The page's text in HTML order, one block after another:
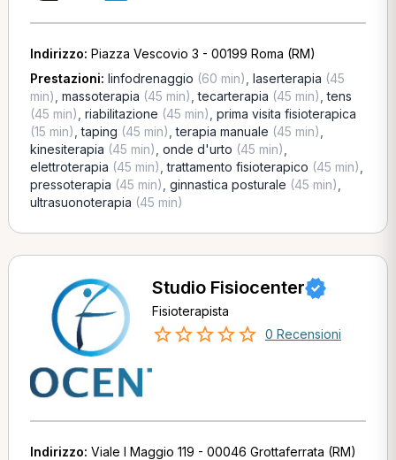
Indirizzo: Piazza Vescovio 3 - 00199 Roma (RM)
Prestazioni: linfodrenaggio (60 min) laserterapia (45
min) massoterapia (45 min) ,tecarterapia (45 min) ,tens
(45 min) riabilitazione (45 min) prima visita fisioterapica
(15 min) ,taping (45 min) ,terapia manuale (45 min)
kinesiterapia (45 min) onde d'urto (45 min)
elettroterapia (45 min) ,trattamento fisioterapico (45 min)
pressoterapia (45 min) ginnastica posturale (45 min)
ultrasuonoterapia (45 min)
Studio Fisiocenter
Fisioterapista
0 Recensioni
Indirizzo: Viale I Maggio 119 - 00046 Grottaferrata (RM)